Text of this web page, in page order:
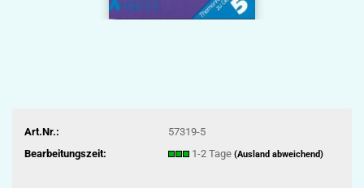
Art.Nr.:
57319-5
Bearbeitungszeit:
1-2 Tage (Ausland abweichend)